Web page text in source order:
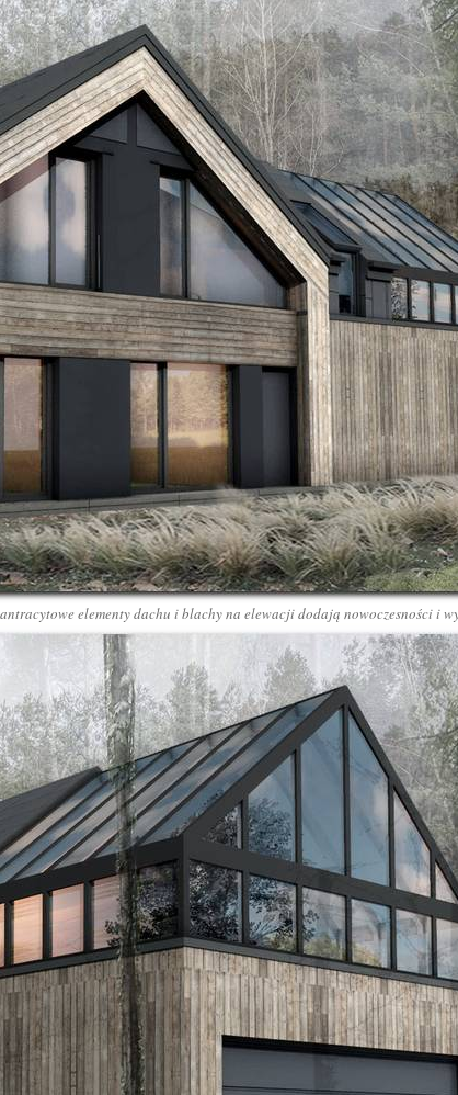
elementy dachu i blachy na elewacji dodają nowoczesności i